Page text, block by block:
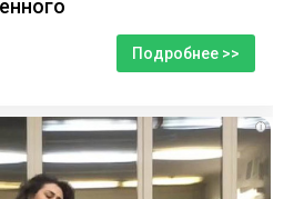
Подробнее >>
i